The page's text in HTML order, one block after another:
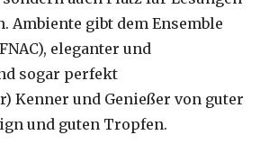
Ambiente gibt dem Ensemble
eleganter und
sogar perfekt
Kenner und Genießer von guter
und guten Tropfen.